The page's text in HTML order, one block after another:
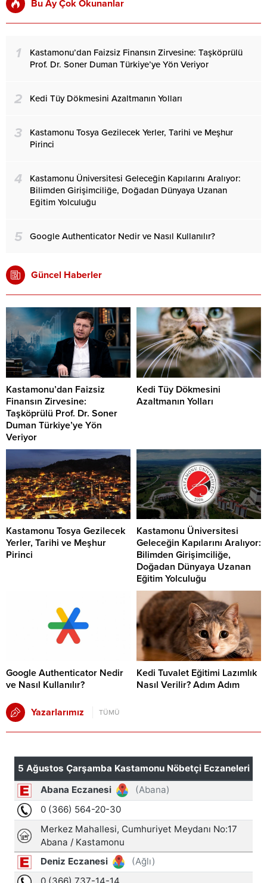
Bu Ay Çok Okunanlar
1
Kastamonu’dan Faizsiz Finansın Zirvesine: Taşköprülü
Prof. Dr. Soner Duman Türkiye’ye Yön Veriyor
2 Kedi Tüy Dökmesini Azaltmanın Yolları
3
Kastamonu Tosya Gezilecek Yerler, Tarihi ve Meşhur
Pirinci
4
Kastamonu Üniversitesi Geleceğin Kapılarını Aralıyor:
Bilimden Girişimciliğe, Doğadan Dünyaya Uzanan
Eğitim Yolculuğu
5 Google Authenticator Nedir ve Nasıl Kullanılır?
Güncel Haberler
Kastamonu’dan Faizsiz
Finansın Zirvesine:
Taşköprülü Prof. Dr. Soner
Duman Türkiye’ye Yön
Veriyor
Kedi Tüy Dökmesini
Azaltmanın Yolları
Kastamonu Tosya Gezilecek
Yerler, Tarihi ve Meşhur
Pirinci
Kastamonu Üniversitesi
Geleceğin Kapılarını Aralıyor:
Bilimden Girişimciliğe,
Doğadan Dünyaya Uzanan
Eğitim Yolculuğu
Google Authenticator Nedir
ve Nasıl Kullanılır?
Kedi Tuvalet Eğitimi Lazımlık
Nasıl Verilir? Adım Adım
Yazarlarımız TÜMÜ